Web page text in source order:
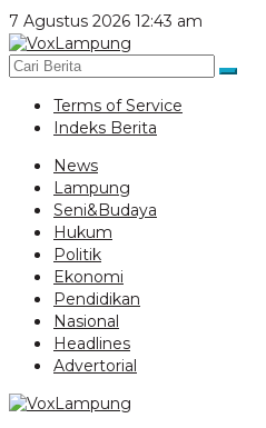
Lewati
ke
konten
7 Agustus 2026 12:43 am
Terms of Service
Indeks Berita
News
Lampung
Seni&Budaya
Hukum
Politik
Ekonomi
Pendidikan
Nasional
Headlines
Advertorial